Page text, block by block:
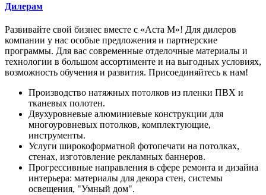
Дилерам
Развивайте свой бизнес вместе с «Аста М»! Для дилеров
компании у нас особые предложения и партнерские
программы. Для вас современные отделочные материалы и
технологии в большом ассортименте и на выгодных условиях,
возможность обучения и развития. Присоединяйтесь к нам!
Производство натяжных потолков из пленки ПВХ и
тканевых полотен.
Двухуровневые алюминиевые конструкции для
многоуровневых потолков, комплектующие,
инструменты.
Услуги широкоформатной фотопечати на потолках,
стенах, изготовление рекламных баннеров.
Прогрессивные направления в сфере ремонта и дизайна
интерьера: материалы для декора стен, системы
освещения, "Умный дом".